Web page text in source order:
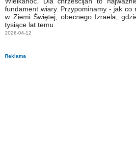
fundament wiary. Przypominamy - jak co
w Ziemi Świętej, obecnego Izraela,
tysiące lat temu.
2026-04-12
Reklama